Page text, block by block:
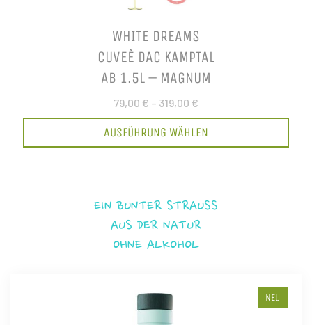
WHITE DREAMS
CUVEÈ DAC KAMPTAL
AB 1.5L – MAGNUM
79,00 € – 319,00 €
AUSFÜHRUNG WÄHLEN
EIN BUNTER STRAUSS
AUS DER NATUR
OHNE ALKOHOL
NEU